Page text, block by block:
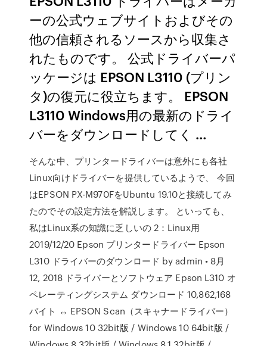
ーの公式ウェブサイトおよびその
他の信頼されるソースから収集さ
れたものです。 公式ドライバーパ
ッケージは EPSON L3110 (プリン
タ)の復元に役立ちます。 EPSON
L3110 Windows用の最新のドライ
バーをダウンロードしてく …
そんな中、プリンタードライバーは意外にも各社
Linux向けドライバーを提供しているようで、 今回
はEPSON PX-M970FをUbuntu 19.10と接続してみ
たのでその設定方法を解説します。 といっても、
私はLinux系の知識に乏しいの 2：Linux用
2019/12/20 Epson プリンタードライバー Epson
L310 ドライバーのダウンロード by admin • 8月
12, 2018 ドライバーとソフトウェア Epson L310 オ
ペレーティングシステム ダウンロード 10,862,168
バイト ↔ EPSON Scan（スキャナードライバー）
for Windows 10 32bit版 / Windows 10 64bit版 /